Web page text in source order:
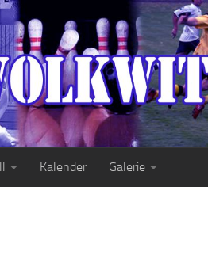
Kalender Galerie